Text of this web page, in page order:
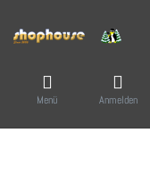
Menü Anmelden